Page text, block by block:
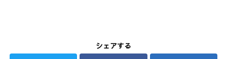
シェアする